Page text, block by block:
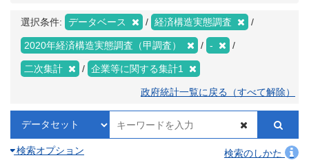
選択条件: データベース 経済構造実態調査
2020年経済構造実態調査（甲調査） -
二次集計 企業等に関する集計1
政府統計一覧に戻る（すべて解除）
検索オプション
検索のしかた